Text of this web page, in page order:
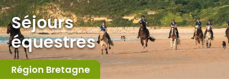
Séjours
équestres
Région Bretagne